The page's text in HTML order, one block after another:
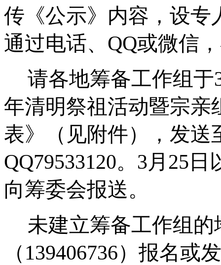
传《公示》内容，设专
通过电话、 QQ或微信
请各地筹备工作组于
年清明祭祖活动暨宗亲
表》（见附件），发送
QQ79533120。 3月 25 日
向筹委会报送。
未建立筹备工作组
（139406736）报名或